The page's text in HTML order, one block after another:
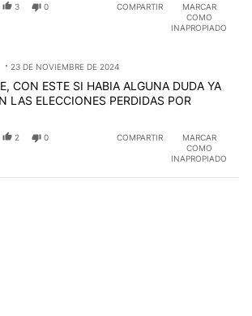
3 0 COMPARTIR
MARCAR
COMO
INAPROPIADO
23 DE NOVIEMBRE DE 2024
CON ESTE SI HABIA ALGUNA DUDA YA
LAS ELECCIONES PERDIDAS POR
2 0 COMPARTIR
MARCAR
COMO
INAPROPIADO